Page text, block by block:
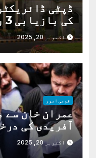
ڈپٹی
کی بازیابی 3 روز کی مہلت
اکتوبر 20, 2025
قومی امور
عمران خان سے
آفریدی کی
دوراکتوبر 20, 2025